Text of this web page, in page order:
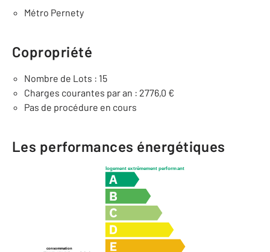
Métro Pernety
Copropriété
Nombre de Lots : 15
Charges courantes par an : 2776,0 €
Pas de procédure en cours
Les performances énergétiques
logement extrêmement performant
consommation